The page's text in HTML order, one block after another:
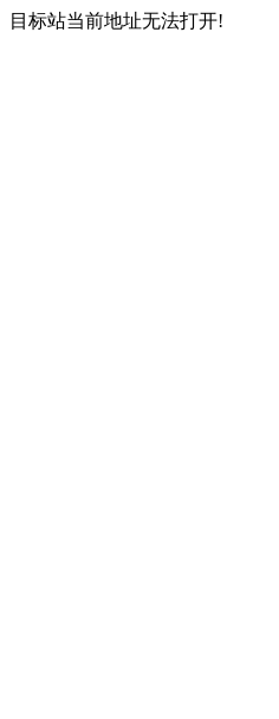
目标站当前地址无法打开!